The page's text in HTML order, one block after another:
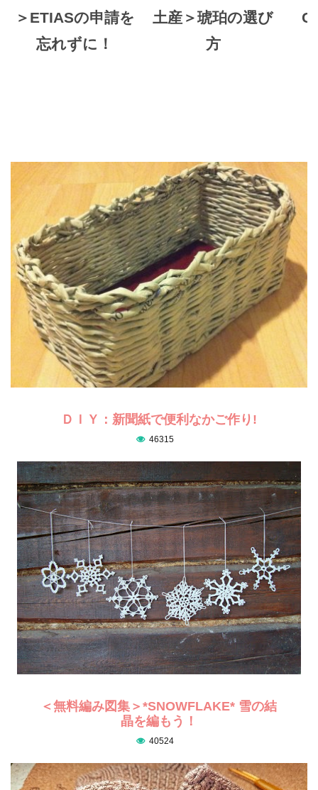
＞ETIASの申請を
忘れずに！
土産＞琥珀の選び
方
ＤＩＹ：新聞紙で便利なかご作り!
46315
＜無料編み図集＞*SNOWFLAKE* 雪の結
晶を編もう！
40524